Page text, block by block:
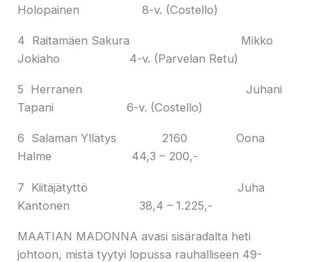
Holopainen 8-v. (Costello)
4 Raitamäen Sakura Mikko
Jokiaho 4-v. (Parvelan Retu)
5 Herranen Juhani
Tapani 6-v. (Costello)
6 Salaman Yllätys 2160 Oona
Halme 44,3 – 200,-
7 Kiitäjätyttö Juha
Kantonen 38,4 – 1.225,-
MAATIAN MADONNA avasi sisäradalta heti
johtoon, mistä tyytyi lopussa rauhalliseen 49-